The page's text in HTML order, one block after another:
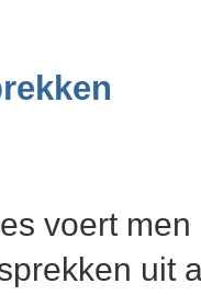
voert men
uit